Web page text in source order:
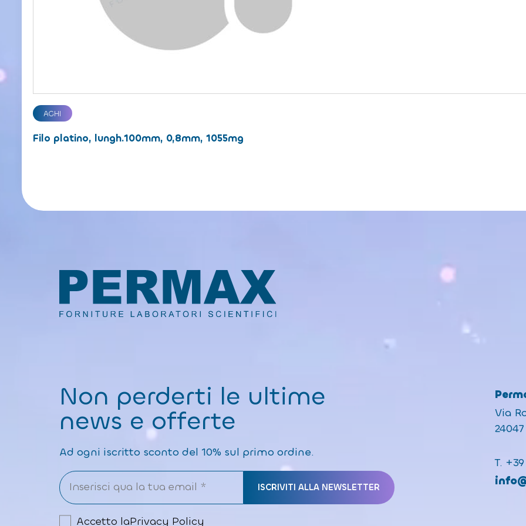
AGHI
Filo platino, lungh.100mm, 0,8mm, 1055mg
Non perderti le ultime
news e offerte
Ad ogni iscritto sconto del 10% sul primo ordine.
Accetto laPrivacy Policy
Via
T.